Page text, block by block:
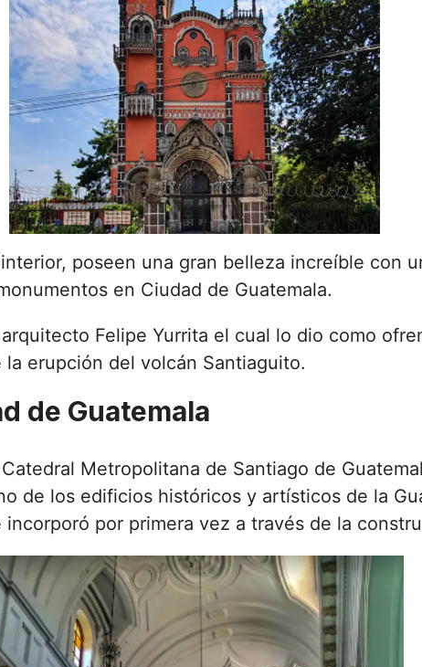
poseen una gran belleza increíble con
en Ciudad de Guatemala.
Felipe Yurrita el cual lo dio como
erupción del volcán Santiaguito.
de Guatemala
Metropolitana de Santiago de
de los edificios históricos y artísticos de la
por primera vez a través de la